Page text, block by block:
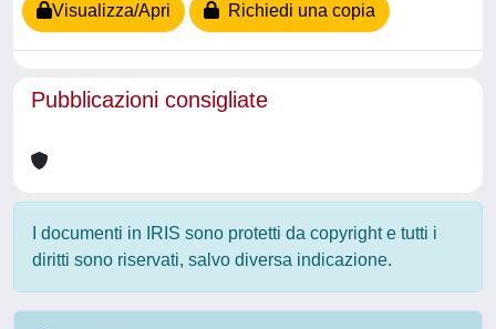
Visualizza/Apri Richiedi una copia
Pubblicazioni consigliate
I documenti in IRIS sono protetti da copyright e tutti i
diritti sono riservati, salvo diversa indicazione.